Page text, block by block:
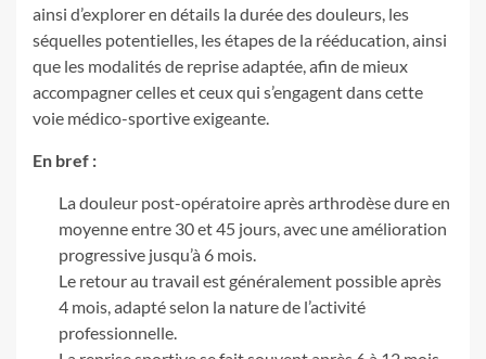
ainsi d’explorer en détails la durée des douleurs, les
séquelles potentielles, les étapes de la rééducation, ainsi
que les modalités de reprise adaptée, afin de mieux
accompagner celles et ceux qui s’engagent dans cette
voie médico-sportive exigeante.
En bref :
La douleur post-opératoire après arthrodèse dure en
moyenne entre 30 et 45 jours, avec une amélioration
progressive jusqu’à 6 mois.
Le retour au travail est généralement possible après
4 mois, adapté selon la nature de l’activité
professionnelle.